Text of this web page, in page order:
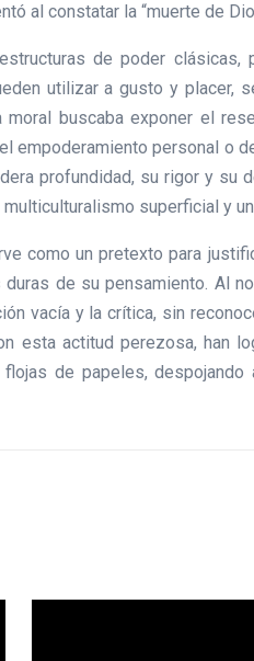
al constatar la “muerte de
de poder
utilizar a gusto y placer,
buscaba exponer el
empoderamiento personal o
profundidad, su rigor y su
superficial y
como un pretexto para
de su pensamiento. Al
vacía y la crítica, sin
esta actitud perezosa, han
de papeles,